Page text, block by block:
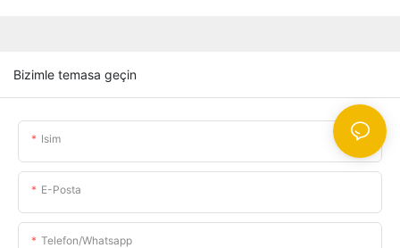
Bizimle temasa geçin
Isim
E-Posta
Telefon/whatsapp